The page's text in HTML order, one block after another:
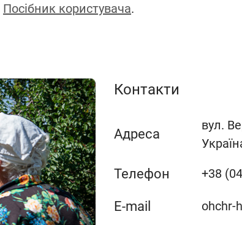
Посібник користувача.
Контакти
Адреса
вул.
Телефон +38
E-mail ohchr-